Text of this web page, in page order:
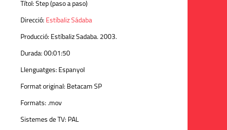
Títol: Step (paso a paso)
Direcció: Estíbaliz Sádaba
Producció: Estíbaliz Sadaba. 2003.
Durada: 00:01:50
Llenguatges: Espanyol
Format original: Betacam SP
Formats: .mov
Sistemes de TV: PAL